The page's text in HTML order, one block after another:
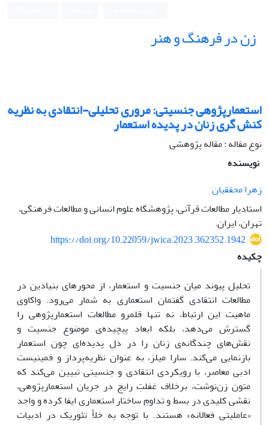
زن در فرهنگ و هنر
استعمارپژوهی جنسیتی: مروری تحلیلی-انتقادی به نظریه
کنش گری زنان در پدیده استعمار
نوع مقاله : مقاله پژوهشی
نویسنده
زهرا محققیان
استادیار مطالعات قرآنی، پژوهشگاه علوم انسانی و مطالعات فرهنگی،
تهران، ایران.
https://doi.org/10.22059/jwica.2023.362352.1942
چکیده
تحلیل پیوند میان جنسیت و استعمار، از محورهای بنیادین در
مطالعات انتقادی گفتمان استعماری به شمار می‌رود. واکاوی
ماهیت این ارتباط، نه تنها قلمرو مطالعات استعمارپژوهی را
گسترش می‌دهد، بلکه ابعاد پیچیده‌ی موضوع جنسیت و
نقش‌های چندگانه‌ی زنان را در دلِ پدیده‌ای چون استعمار
بازنمایی می‌کند. سارا میلز، به عنوان نظریه‌پرداز و فمینیست
ادبی معاصر، با رویکردی انتقادی و جنسیتی تبیین می‌کند که
متون زن‌نوشت، برخلاف غفلتِ رایج در جریان استعمارپژوهی،
نقشی کلیدی در بسط و تداومِ ساختار استعماری ایفا کرده و واجد
«عاملیتی فعالانه» هستند. با توجه به خلأ تئوریک در ادبیات